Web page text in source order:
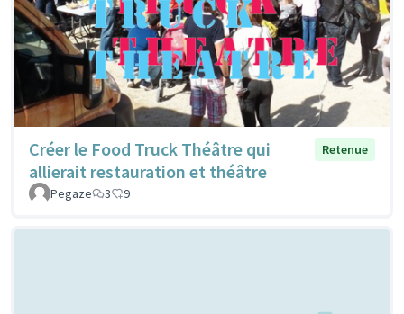
Créer le Food Truck Théâtre qui
allierait restauration et théâtre
Retenue
Pegaze 3 9